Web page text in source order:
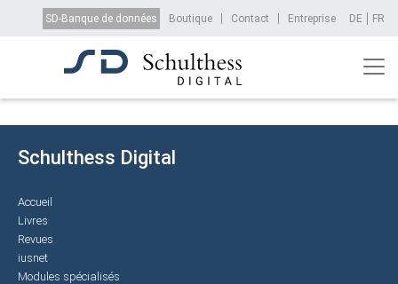
Aller au contenu principal
Top Menu
SD-Banque de données Boutique Contact Entreprise DE FR
Schulthess Digital
Accueil
Livres
Revues
iusnet
Modules spécialisés